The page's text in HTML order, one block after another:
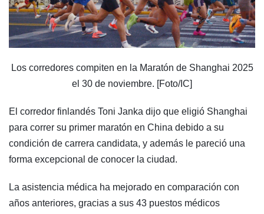
Los corredores compiten en la Maratón de Shanghai 2025
el 30 de noviembre. [Foto/IC]
El corredor finlandés Toni Janka dijo que eligió Shanghai
para correr su primer maratón en China debido a su
condición de carrera candidata, y además le pareció una
forma excepcional de conocer la ciudad.
La asistencia médica ha mejorado en comparación con
años anteriores, gracias a sus 43 puestos médicos